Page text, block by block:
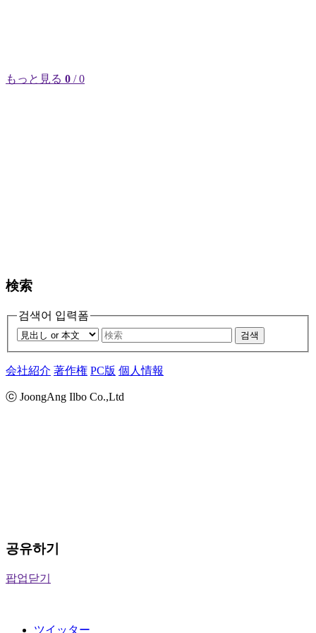
もっと見る 0 / 0
検索
검색어 입력폼
검색
会社紹介 著作権 PC版 個人情報
ⓒ JoongAng Ilbo Co.,Ltd
공유하기
팝업닫기
ツイッター